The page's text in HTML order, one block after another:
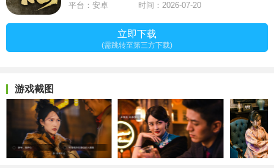
平台： 安卓 时间： 2026-07-20
立即下载
(需跳转至第三方下载)
游戏截图